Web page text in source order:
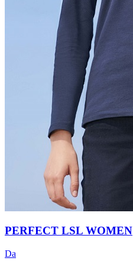
PERFECT LSL WOMEN
Da